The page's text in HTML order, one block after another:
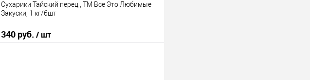
Сухарики Тайский перец , ТМ Все Это Любимые
Закуски, 1 кг/6шт
340 руб. / шт